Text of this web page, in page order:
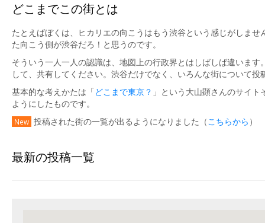
どこまでこの街とは
たとえばぼくは、ヒカリエの向こうはもう渋谷という感じがしま
た向こう側が渋谷だろ！と思うのです。
そういう一人一人の認識は、地図上の行政界とはしばしば違いま
して、共有してください。渋谷だけでなく、いろんな街について投
基本的な考えかたは「どこまで東京？ 」という大山顕さんのサイ
ようにしたものです。
New 投稿された街の一覧が出るようになりました（こちらから ）
最新の投稿一覧